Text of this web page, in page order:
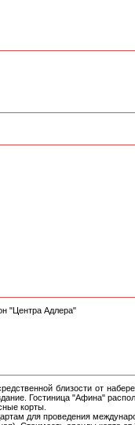
"Центра Адлера"
близости от
Гостиница "Афина"
корты.
для проведения